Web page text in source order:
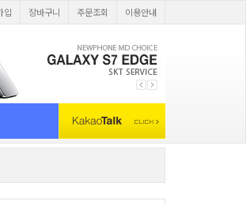
입 장바구니 주문조회 이용안내